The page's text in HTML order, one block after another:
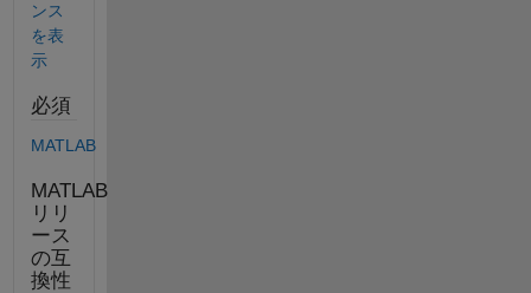
ンス
を表
示
必須
MATLAB
MATLAB
リリ
ース
の互
換性